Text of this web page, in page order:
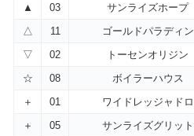
▲
03 サンライズホープ
△
11 ゴールドパラディン
▽
02 トーセンオリジン
☆
08 ボイラーハウス
＋
01 ワイドレッジャドロ
＋
05 サンライズグリット